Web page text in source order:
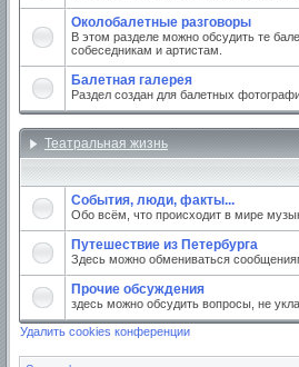
Околобалетные разговоры
В этом разделе можно обсудить те
собеседникам и артистам.
Балетная галерея
Раздел создан для балетных
Театральная жизнь
События, люди, факты...
Обо всём, что происходит в мире
Путешествие из Петербурга
Здесь можно обмениваться
Прочие обсуждения
здесь можно обсудить вопросы, не
Удалить cookies конференции